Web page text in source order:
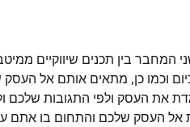
המחבר בין תכנים שיווקיים
וכמו כן, מתאים אותם אל
את העסק ולפי התגובות שלכם
אל העסק שלכם והתחום בו אתם